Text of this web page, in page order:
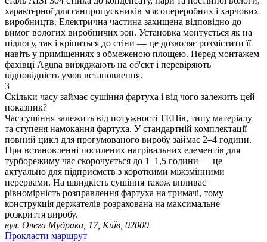
характерної для санпропускників м'ясопереробних і харчових
виробництв. Електрична частина захищена відповідно до
вимог вологих виробничих зон. Установка монтується як на
підлогу, так і кріпиться до стіни — це дозволяє розмістити її
навіть у приміщеннях з обмеженою площею. Перед монтажем
фахівці Aguna виїжджають на об'єкт і перевіряють
відповідність умов встановлення.
3
Скільки часу займає сушіння фартуха і від чого залежить цей
показник?
Час сушіння залежить від потужності ТЕНів, типу матеріалу
та ступеня намокання фартуха. У стандартній комплектації
повний цикл для прогумованого виробу займає 2–4 години.
При встановленні посилених нагрівальних елементів для
турборежиму час скорочується до 1–1,5 години — це
актуально для підприємств з короткими міжзмінними
перервами. На швидкість сушіння також впливає
рівномірність розправлення фартуха на тримачі, тому
конструкція держателів розрахована на максимальне
розкриття виробу.
вул. Олега Мудрака, 17, Київ, 02000
Прокласти маршрут